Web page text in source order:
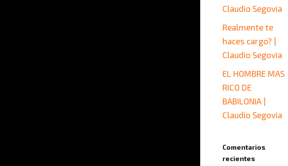
Claudio Segovia
Realmente te
haces cargo? |
Claudio Segovia
EL HOMBRE MAS
RICO DE
BABILONIA |
Claudio Segovia
Comentarios
recientes